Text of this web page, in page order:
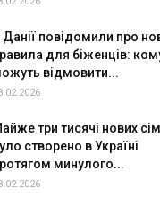
Данії повідомили про
для біженців:
відмовити...
три тисячі нових
створено в Україні
минулого...